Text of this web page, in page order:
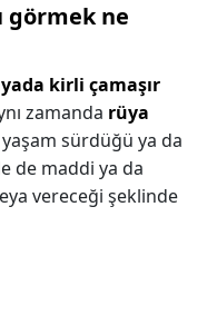
görmek ne
kirli çamaşır
zamanda rüya
sürdüğü ya da
de maddi ya da
vereceği şeklinde